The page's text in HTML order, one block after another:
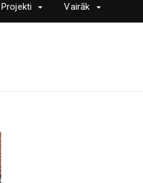
Projekti Vairāk